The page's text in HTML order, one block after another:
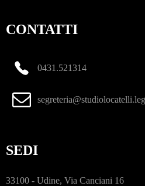
CONTATTI
0431.521314
SEDI
33100 - Udine, Via Canciani 16